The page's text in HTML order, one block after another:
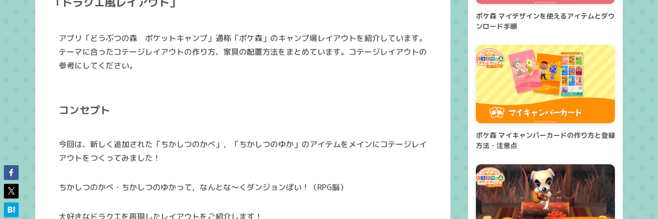
アプリ「どうぶつの森 ポケットキャンプ」通称「ポケ森」のキャンプ場レイアウトを紹介しています。
テーマに合ったコテージレイアウトの作り方、家具の配置方法をまとめています。コテージレイアウトの
参考にしてください。
コンセプト
今回は、新しく追加された「ちかしつのかべ」，「ちかしつのゆか」のアイテムをメインにコテージレイ
アウトをつくってみました！
ちかしつのかべ・ちかしつのゆかって，なんとな～くダンジョンぽい！（RPG脳）
大好きなドラクエを再現したレイアウトをご紹介します！
ポケ森 マイデザインを使えるアイテムとダウ
ンロード手順
ポケ森 マイキャンパーカードの作り方と登録
方法・注意点